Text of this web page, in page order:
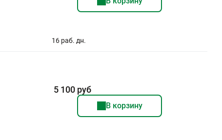
16 раб. дн.
5 100 руб
В корзину